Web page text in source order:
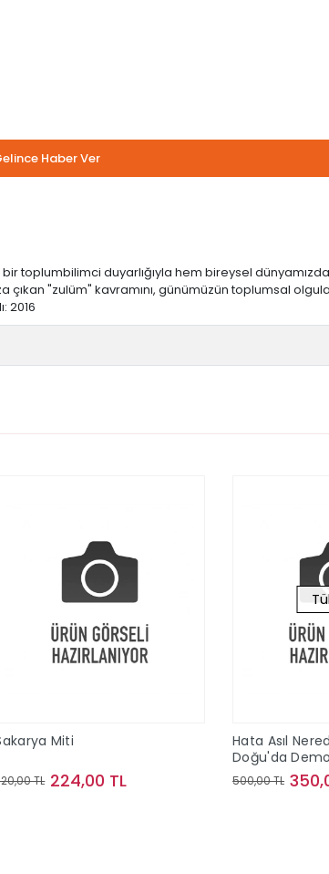
Haber Ver
toplumbilimci duyarlığıyla hem bireysel
"zulüm" kavramını, günümüzün toplumsal
2016
Miti
TL 224,00 TL
Hata Asıl
Doğu'da
Başarısız
500,00 TL